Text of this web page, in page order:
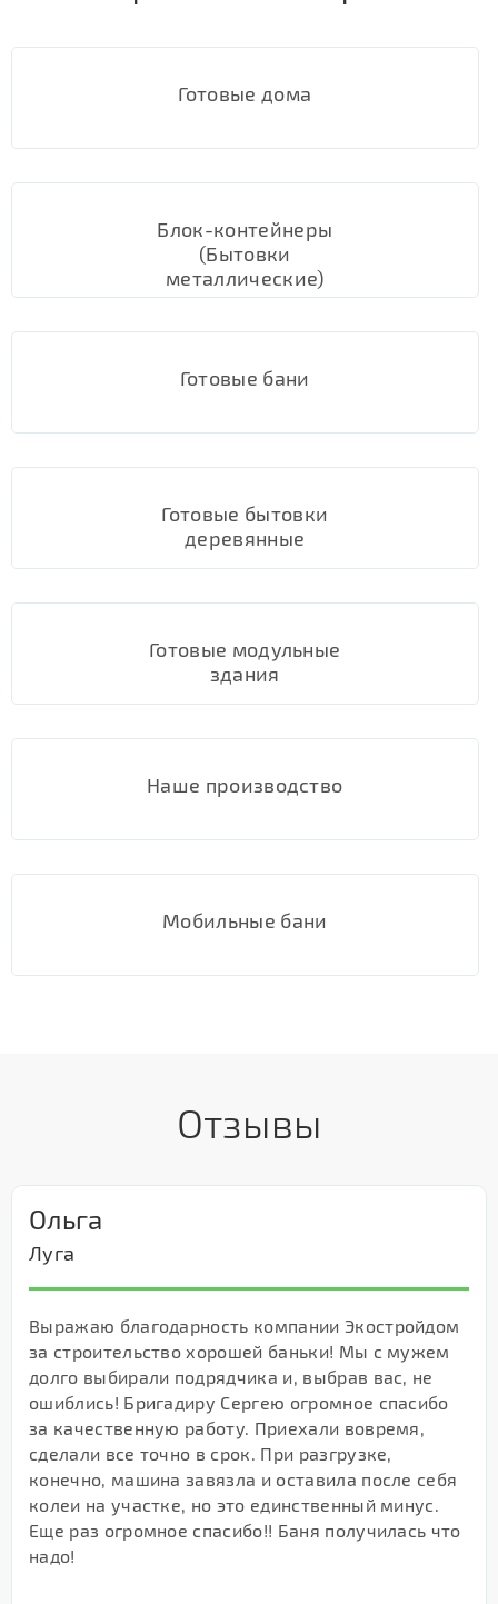
Готовые дома
Блок-контейнеры
(Бытовки
металлические)
Готовые бани
Готовые бытовки
деревянные
Готовые модульные
здания
Наше производство
Мобильные бани
Отзывы
Ольга
Луга
Выражаю благодарность компании Экостройдом
за строительство хорошей баньки! Мы с мужем
долго выбирали подрядчика и, выбрав вас, не
ошиблись! Бригадиру Сергею огромное спасибо
за качественную работу. Приехали вовремя,
сделали все точно в срок. При разгрузке,
конечно, машина завязла и оставила после себя
колеи на участке, но это единственный минус.
Еще раз огромное спасибо!! Баня получилась что
надо!